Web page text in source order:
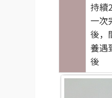
持續
一次
後，
養遇
後